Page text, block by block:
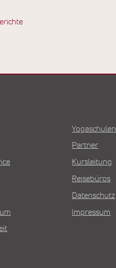
Yogaschulen
Partner
Kursleitung
Reisebüros
Datenschutz
Impressum